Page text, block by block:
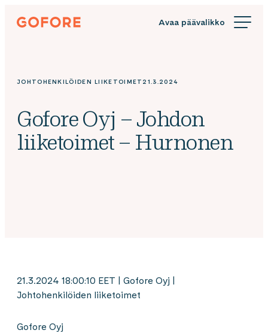
Siirry
suoraan
Gofore
knowledge
JOHTOHENKILÖIDEN LIIKETOIMET 21.3.2024
Gofore Oyj – Johdon
liiketoimet – Hurnonen
21.3.2024 18:00:10 EET | Gofore Oyj |
Johtohenkilöiden liiketoimet
Gofore Oyj